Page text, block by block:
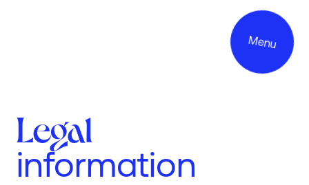
Menu
Projects
Legal
information